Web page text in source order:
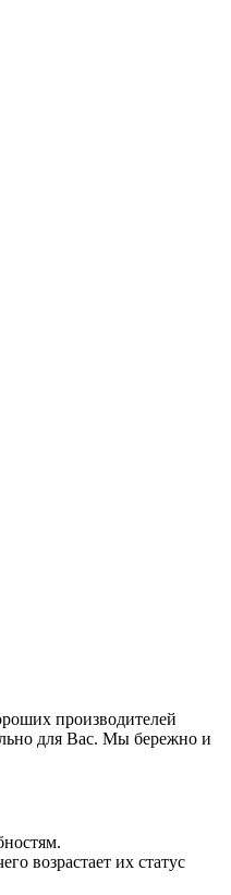
производителей
для Вас. Мы бережно и
возрастает их статус